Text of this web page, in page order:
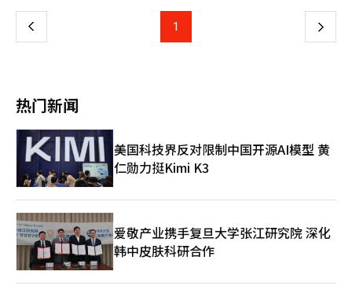
辑。
（Palisade）售出3081辆，途胜（Tucson）售出2972辆，Kona
售出2876辆，胜达（Santa Fe）售出2679辆，CASPER售出1171
售出1689辆。 对于销量下滑，现代汽车相关负责人表示：“受春
节假期影响，上月工作日有所减少，销量因此出现下滑。公司将通
过扩大新能源汽车销售占比、强化混合动力产品线等举措，持续提
升市场表现。”
上 1 下
热门新闻
美国科技界反对限制中国开源AI模型 黄
仁勋力挺Kimi K3
爱敬产业携手复旦大学张江研究院 深化
韩中皮肤科研合作